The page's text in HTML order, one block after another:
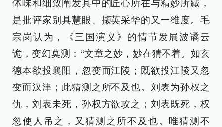
体味和细致阐发其中的匠心所在与精妙所藏，
是批评家别具慧眼、撷英采华的又一维度。毛
宗岗认为，《三国演义》的情节发展波谲云
诡，变幻莫测：“文章之妙，妙在猜不着。如玄
德本欲投襄阳，忽变而江陵；既欲投江陵又忽
变而汉津；此猜测之所不及也。刘表为孙权之
仇，刘表未死，孙权方欲攻之；刘表既死，权
忽使人吊之，又猜测之所不及也。唯猜测不